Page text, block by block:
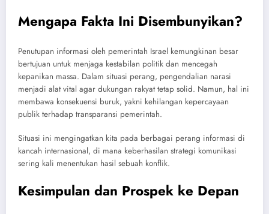
Mengapa Fakta Ini Disembunyikan?
Penutupan informasi oleh pemerintah Israel kemungkinan besar
bertujuan untuk menjaga kestabilan politik dan mencegah
kepanikan massa. Dalam situasi perang, pengendalian narasi
menjadi alat vital agar dukungan rakyat tetap solid. Namun, hal ini
membawa konsekuensi buruk, yakni kehilangan kepercayaan
publik terhadap transparansi pemerintah.
Situasi ini mengingatkan kita pada berbagai perang informasi di
kancah internasional, di mana keberhasilan strategi komunikasi
sering kali menentukan hasil sebuah konflik.
Kesimpulan dan Prospek ke Depan